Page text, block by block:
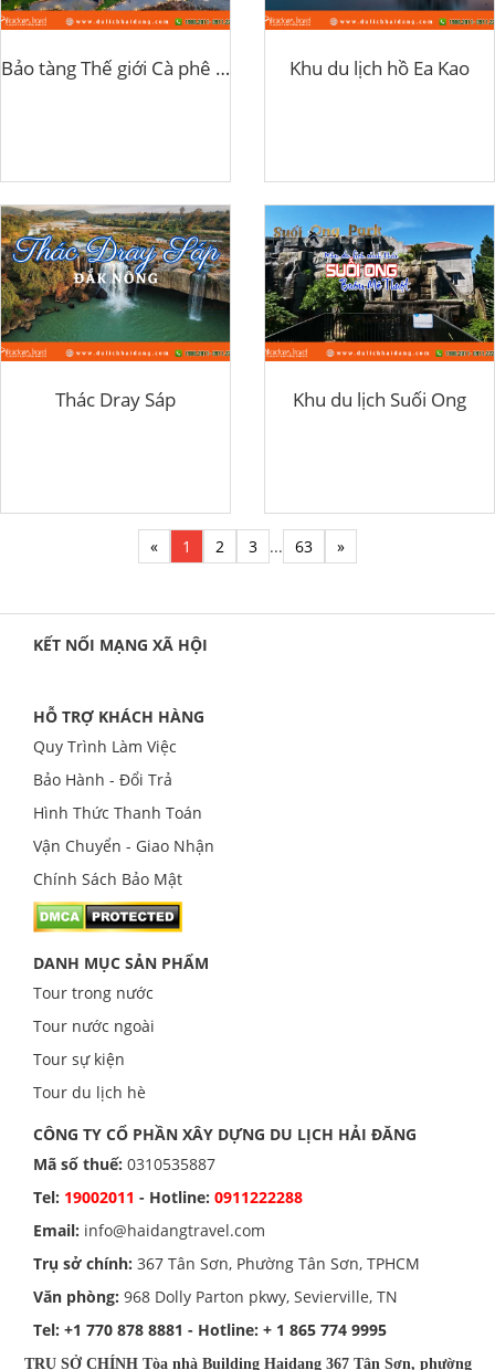
Bảo tàng Thế giới Cà phê Buôn Ma Thuột Khu du lịch hồ Ea Kao
Thác Dray Sáp Khu du lịch Suối Ong
« 1 2 3 ... 63 »
KẾT NỐI MẠNG XÃ HỘI
HỖ TRỢ KHÁCH HÀNG
Quy Trình Làm Việc
Bảo Hành - Đổi Trả
Hình Thức Thanh Toán
Vận Chuyển - Giao Nhận
Chính Sách Bảo Mật
DANH MỤC SẢN PHẨM
Tour trong nước
Tour nước ngoài
Tour sự kiện
Tour du lịch hè
CÔNG TY CỔ PHẦN XÂY DỰNG DU LỊCH HẢI ĐĂNG
Mã số thuế: 0310535887
Tel: 19002011 - Hotline: 0911222288
Email: info@haidangtravel.com
Trụ sở chính: 367 Tân Sơn, Phường Tân Sơn, TPHCM
Văn phòng: 968 Dolly Parton pkwy, Sevierville, TN
Tel: +1 770 878 8881 - Hotline: + 1 865 774 9995
TRỤ SỞ CHÍNH Tòa nhà Building Haidang 367 Tân Sơn, phường